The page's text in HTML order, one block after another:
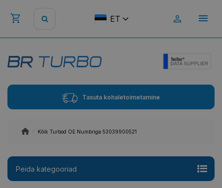
ET
Tasuta kohaletoimetamine
Kõik Turbod OE Numbriga 53039900521
Peida kategooriad